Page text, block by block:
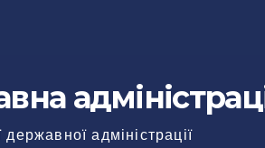
адміністрації